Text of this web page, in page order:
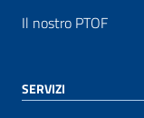
Il nostro PTOF
SERVIZI